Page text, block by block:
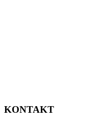
KONTAKT